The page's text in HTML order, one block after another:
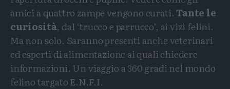
amici a quattro zampe vengono curati.Tante le
curiosità, dal ‘trucco e parrucco’, ai vizi felini.
Ma non solo. Saranno presenti anche veterinari
ed esperti di alimentazione ai quali chiedere
informazioni. Un viaggio a 360 gradi nel mondo
felino targato E.N.F.I.